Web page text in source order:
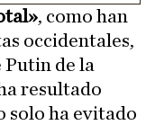
, como han
occidentales,
Putin de la
resultado
solo ha evitado